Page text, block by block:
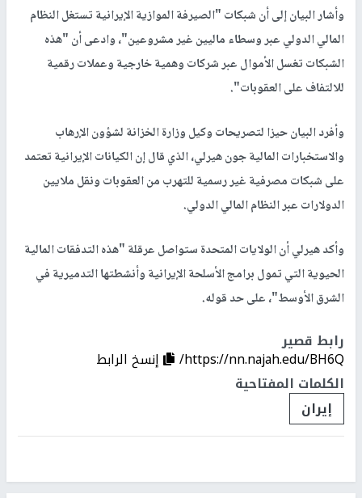
وأشار البيان إلى أن شبكات "الصيرفة الموازية الإيرانية تستغل النظام
المالي الدولي عبر وسطاء ماليين غير مشروعين"، وادعى أن "هذه
الشبكات تغسل الأموال عبر شركات وهمية خارجية وعملات رقمية
للالتفاف على العقوبات".
وأفرد البيان حيزا لتصريحات وكيل وزارة الخزانة لشؤون الإرهاب
والاستخبارات المالية جون هيرلي، الذي قال إن الكيانات الإيرانية تعتمد
على شبكات مصرفية غير رسمية للتهرب من العقوبات ونقل ملايين
الدولارات عبر النظام المالي الدولي.
وأكد هيرلي أن الولايات المتحدة ستواصل عرقلة "هذه التدفقات المالية
الحيوية التي تمول برامج الأسلحة الإيرانية وأنشطتها التدميرية في
الشرق الأوسط"، على حد قوله.
رابط قصير
https://nn.najah.edu/BH6Q/
إنسخ الرابط
الكلمات المفتاحية
إيران